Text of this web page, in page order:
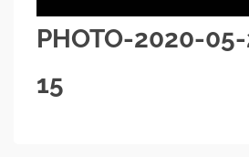
PHOTO-2020-
15